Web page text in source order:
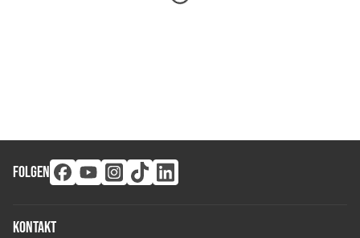
FOLGEN
Kontakt